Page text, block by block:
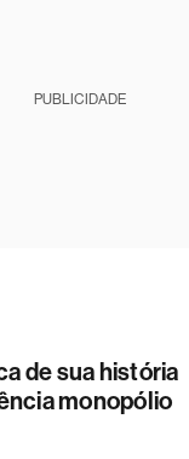
PUBLICIDADE
de sua história
monopólio